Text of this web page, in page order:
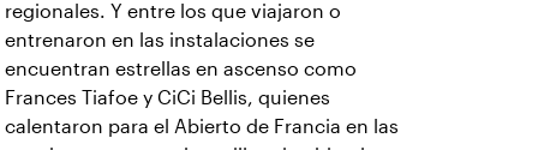
regionales. Y entre los que viajaron o
entrenaron en las instalaciones se
encuentran estrellas en ascenso como
Frances Tiafoe y CiCi Bellis, quienes
calentaron para el Abierto de Francia en las